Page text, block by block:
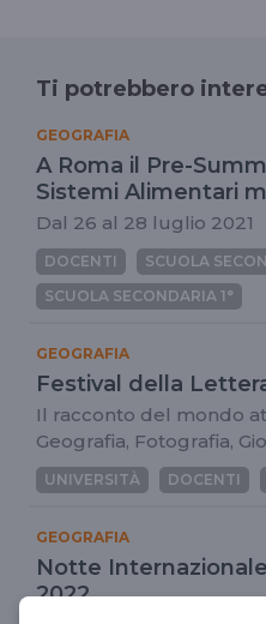
Ti potrebbero
GEOGRAFIA
A Roma il Pre-
Sistemi Alimentari
Dal 26 al 28 luglio 2021
DOCENTI
SCUOLA
SCUOLA SECONDARIA 1°
GEOGRAFIA
Festival della
Il racconto del mondo
Geografia, Fotografia,
Antropologia
UNIVERSITÀ DOCENTI
GEOGRAFIA
Notte
2022